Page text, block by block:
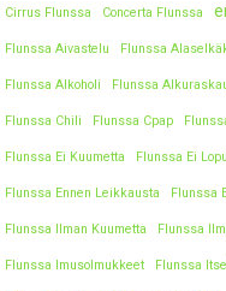
Cirrus Flunssa Concerta Flunssa
Flunssa Aivastelu Flunssa
Flunssa Alkoholi Flunssa
Flunssa Chili Flunssa Cpap
Flunssa Ei Kuumetta Flunssa Ei Lopu
Flunssa Ennen Leikkausta Flunssa
Flunssa Ilman Kuumetta Flunssa
Flunssa Imusolmukkeet Flunssa